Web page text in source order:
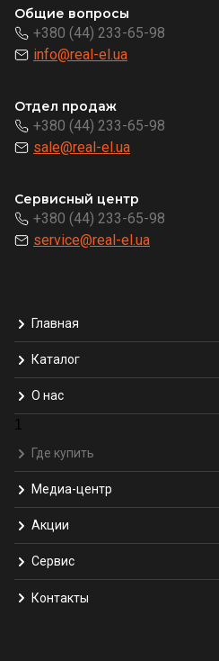
Общие вопросы
+380 (44) 233-65-98
info@real-el.ua
Отдел продаж
+380 (44) 233-65-98
sale@real-el.ua
Сервисный центр
+380 (44) 233-65-98
service@real-el.ua
Главная
Каталог
О нас
1
Где купить
Медиа-центр
Акции
Сервис
Контакты